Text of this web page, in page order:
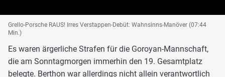
Grello-Porsche RAUS! Irres Verstappen-Debüt: Wahnsinns-Manöver (07:44
Min.)
Es waren ärgerliche Strafen für die Goroyan-Mannschaft,
die am Sonntagmorgen immerhin den 19. Gesamtplatz
belegte. Berthon war allerdings nicht allein verantwortlich